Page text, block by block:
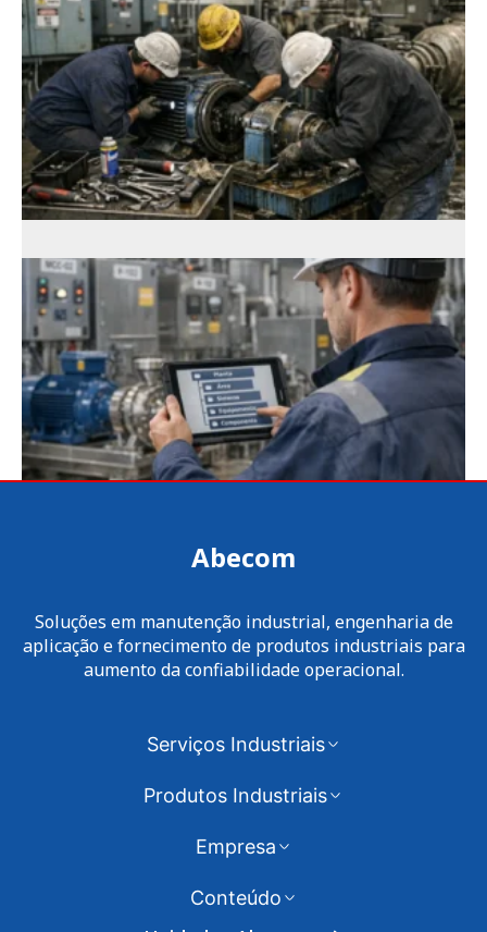
Abecom
Soluções em manutenção industrial, engenharia de
aplicação e fornecimento de produtos industriais para
aumento da confiabilidade operacional.
Serviços Industriais
Produtos Industriais
Empresa
Conteúdo